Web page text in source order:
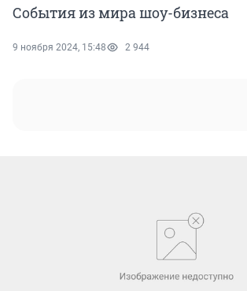
События из мира шоу-бизнеса
9 ноября 2024, 15:48 2 944